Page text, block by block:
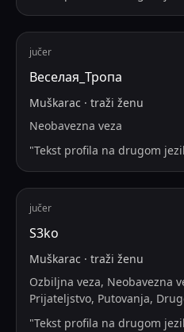
jučer
Веселая_Тропа
Muškarac · traži ženu
Neobavezna veza
"Tekst profila na drugom
jučer
S3ko
Muškarac · traži ženu
Ozbiljna veza, Neobavezna
Prijateljstvo, Putovanja,
"Tekst profila na drugom